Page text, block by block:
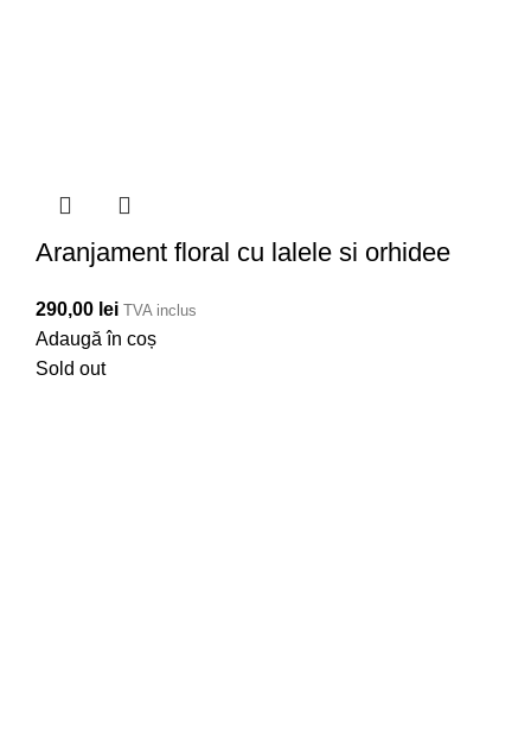
Aranjament floral cu lalele si orhidee
290,00 lei TVA inclus
Adaugă în coș
Sold out